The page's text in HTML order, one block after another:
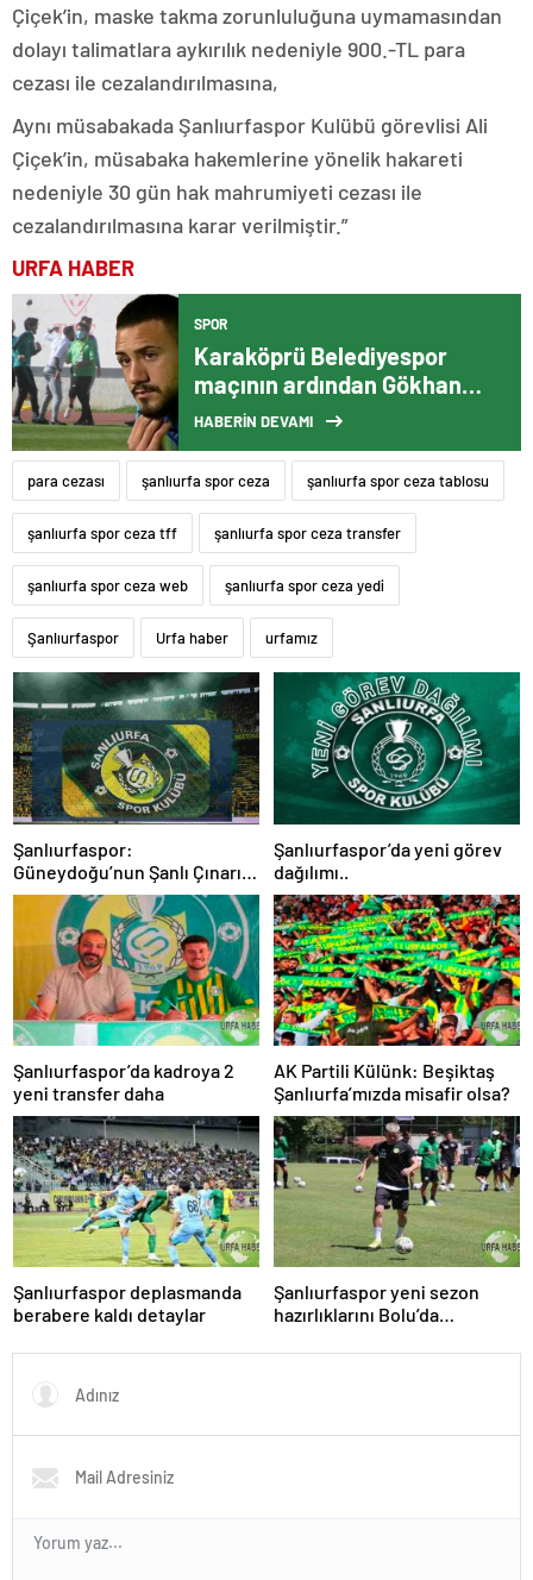
Çiçek’in, maske takma zorunluluğuna uymamasından
dolayı talimatlara aykırılık nedeniyle 900.-TL para
cezası ile cezalandırılmasına,
Aynı müsabakada Şanlıurfaspor Kulübü görevlisi Ali
Çiçek’in, müsabaka hakemlerine yönelik hakareti
nedeniyle 30 gün hak mahrumiyeti cezası ile
cezalandırılmasına karar verilmiştir.”
URFA HABER
SPOR
Karaköprü Belediyespor
maçının ardından Gökhan
Çıra’ya tarihi ceza!
HABERİN DEVAMI
para cezası şanlıurfa spor ceza şanlıurfa spor ceza tablosu
şanlıurfa spor ceza tff şanlıurfa spor ceza transfer
şanlıurfa spor ceza web şanlıurfa spor ceza yedi
Şanlıurfaspor Urfa haber urfamız
Şanlıurfaspor:
Güneydoğu’nun Şanlı Çınarı
ve Dinmeyen Tribün Tutkusu
Şanlıurfaspor’da yeni görev
dağılımı..
Şanlıurfaspor’da kadroya 2
yeni transfer daha
AK Partili Külünk: Beşiktaş
Şanlıurfa’mızda misafir olsa?
Şanlıurfaspor deplasmanda
berabere kaldı detaylar
Şanlıurfaspor yeni sezon
hazırlıklarını Bolu’da